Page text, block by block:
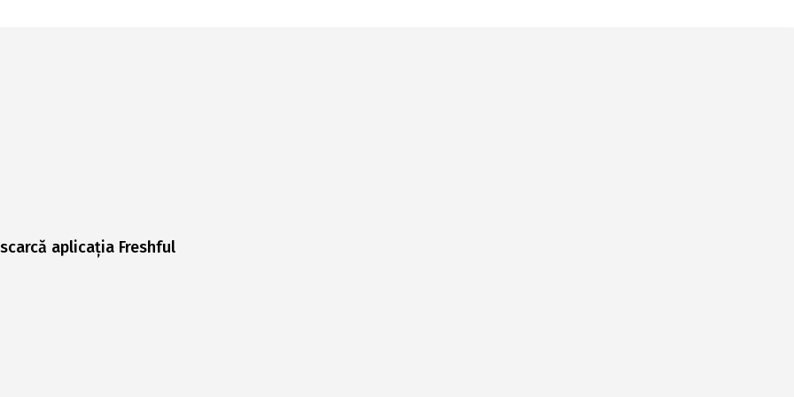
aplicația Freshful